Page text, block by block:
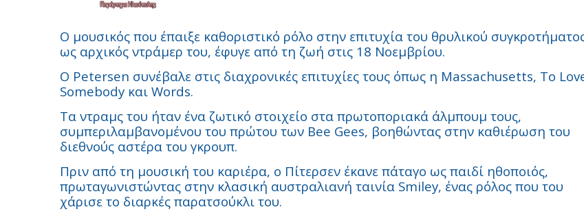
Ο μουσικός που έπαιξε καθοριστικό ρόλο στην επιτυχία του θρυλικού
ως αρχικός ντράμερ του, έφυγε από τη ζωή στις 18 Νοεμβρίου.
Ο Petersen συνέβαλε στις διαχρονικές επιτυχίες τους όπως η Massachusetts, To
Somebody και Words.
Τα ντραμς του ήταν ένα ζωτικό στοιχείο στα πρωτοποριακά άλμπουμ τους,
συμπεριλαμβανομένου του πρώτου των Bee Gees, βοηθώντας στην καθιέρωση του
διεθνούς αστέρα του γκρουπ.
Πριν από τη μουσική του καριέρα, ο Πίτερσεν έκανε πάταγο ως παιδί ηθοποιός,
πρωταγωνιστώντας στην κλασική αυστραλιανή ταινία Smiley, ένας ρόλος που του
χάρισε το διαρκές παρατσούκλι του.